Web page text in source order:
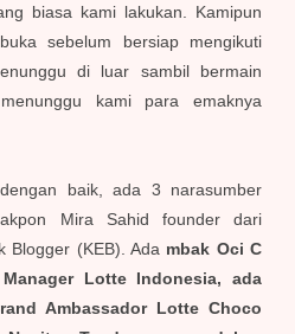
biasa kami lakukan. Kamipun
sebelum bersiap mengikuti
di luar sambil bermain
kami para emaknya
baik, ada 3 narasumber
Mira Sahid founder dari
Blogger (KEB). Ada mbak Oci C
Lotte Indonesia, ada
Ambassador Lotte Choco